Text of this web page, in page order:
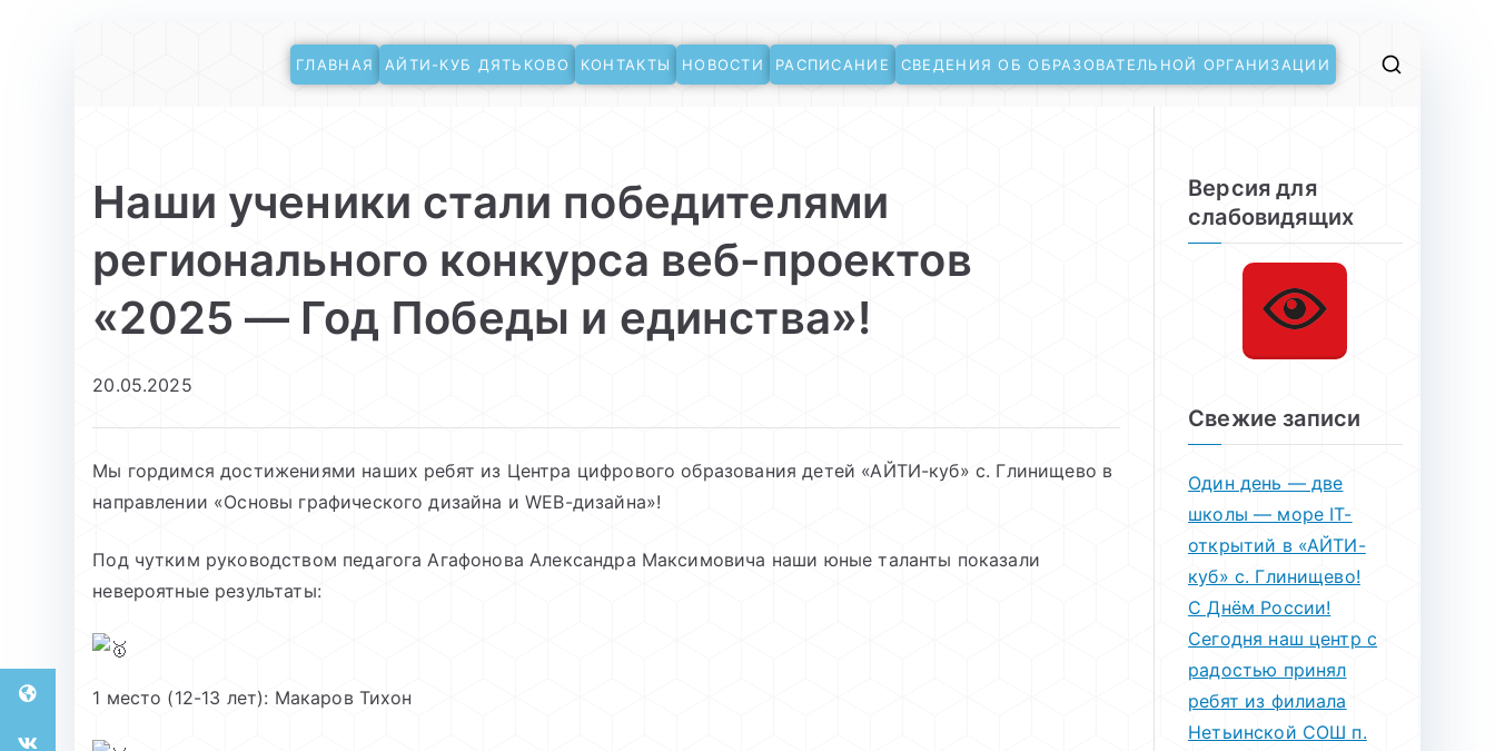
АйТи-куб Глинищево
Центр цифрового образования
ГЛАВНАЯ АЙТИ-КУБ ДЯТЬКОВО КОНТАКТЫ НОВОСТИ РАСПИСАНИЕ СВЕДЕНИЯ ОБ ОБРАЗОВАТЕЛЬНОЙ ОРГАНИЗАЦИИ
Наши ученики стали победителями
регионального конкурса веб-проектов
«2025 — Год Победы и единства»!
20.05.2025
Мы гордимся достижениями наших ребят из Центра цифрового образования детей «АЙТИ-куб» с. Глинищево в
направлении «Основы графического дизайна и WEB-дизайна»!
Под чутким руководством педагога Агафонова Александра Максимовича наши юные таланты показали
невероятные результаты:
1 место (12-13 лет): Макаров Тихон
Версия для
слабовидящих
Свежие записи
Один день — две
школы — море IT-
открытий в «АЙТИ-
куб» с. Глинищево!
С Днём России!
Сегодня наш центр с
радостью принял
ребят из филиала
Нетьинской СОШ п.